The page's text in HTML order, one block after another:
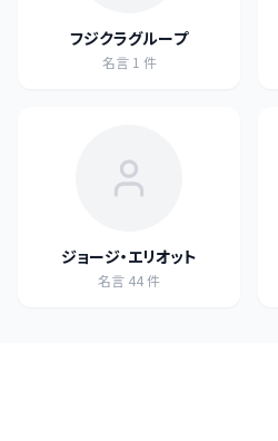
フジクラグループ
名言 1 件
ジョージ・エリオット
名言 44件